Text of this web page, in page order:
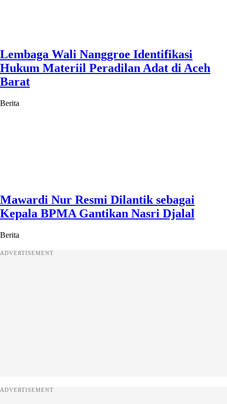
Lembaga Wali Nanggroe Identifikasi
Hukum Materiil Peradilan Adat di Aceh
Barat
Berita
Mawardi Nur Resmi Dilantik sebagai
Kepala BPMA Gantikan Nasri Djalal
Berita
ADVERTISEMENT
ADVERTISEMENT